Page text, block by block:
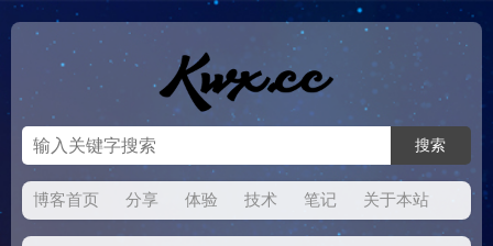
博客首页 分享 体验 技术 笔记 关于本站